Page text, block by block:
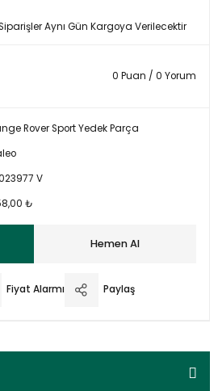
Aynı Gün Kargoya Verilecektir
0 Puan / 0 Yorum
Rover Sport Yedek Parça
V
₺
Hemen Al
Fiyat Alarmı Paylaş